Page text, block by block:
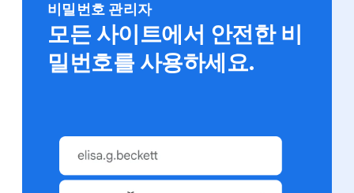
비밀번호 관리자
모든 사이트에서 안전한 비
밀번호를 사용하세요.